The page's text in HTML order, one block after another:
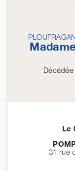
Décédée
Le
31 rue